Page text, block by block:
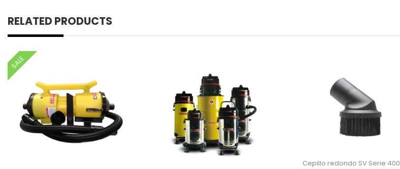
RELATED PRODUCTS
SALE
Cepillo redondo SV Serie 400